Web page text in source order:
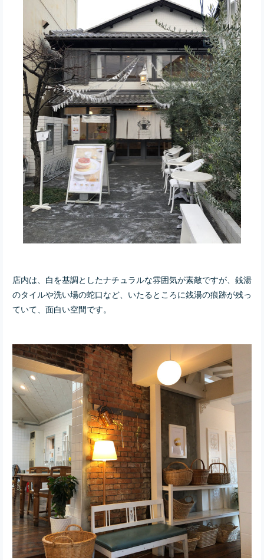
店内は、白を基調としたナチュラルな雰囲気が素敵ですが、銭湯
のタイルや洗い場の蛇口など、いたるところに銭湯の痕跡が残っ
ていて、面白い空間です。